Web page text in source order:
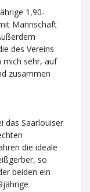
1,90-
Mannschaft
des Vereins
mich sehr, auf
zusammen
das Saarlouiser
die ideale
so
beiden ein